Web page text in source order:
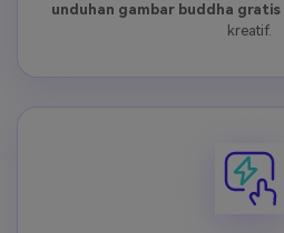
unduhan gambar buddha gratis
kreatif.